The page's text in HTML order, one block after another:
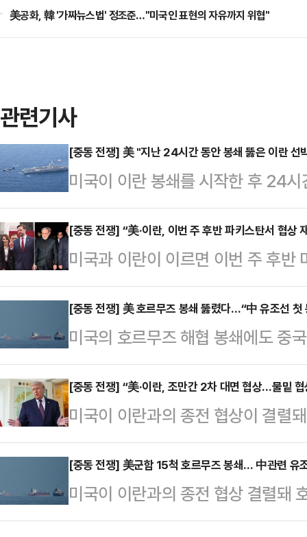
美공화, 韓 '가짜뉴스법' 정조준…"미국인 표현의 자유까지 위협"
관련기사
[중동 전쟁] 美 "지난 24시간 동안 봉쇄 뚫은 이란 선
미국이 이란 봉쇄를 시작한 후 24
없었다고 밝혔다.AP통신에 따르면
디어(SNS) 엑스(옛 트위터)를 통
력과 수십 대의 항공기가 이란을
간 동안 미국의 봉쇄를 뚫은 선박은
며 오만만의 이란 항구로 재진입했
만과 오만만의 모든 이란 항구와 연
에 공평…
[중동 전쟁] “美·이란, 이번 주 후반 파키스탄서 협상
미국과 이란이 이르면 이번 주 후반
알려졌다. 다만 우라늄 농축 등 핵
차 협상에서도 난항이 불가피할 전
르면 미국과 이란 협상단은 추가 협
갈 예정이다. 블룸버그통신도 “양
어갔다”고 전했다. 이란 측 관계자
나, 대표단은 일단 17∼19일 사이
미국 측 …
[중동 전쟁] 美 호르무즈 봉쇄 뚫렸다…“中 유조선 첫
미국의 호르무즈 해협 봉쇄에도 중
알려졌다. 미국의 해상 봉쇄가 시작
후 회항했는데, 이중 한 척이 다시
다.로이터통신에 따르면 중국으로
스타리’호는 14일(현지시간) 미국
어났다. 이는 미국의 봉쇄가 시작된
을 빠져나간 첫 선박이 될 것으로
제재 대상 유조선…
[중동 전쟁] “美·이란, 조만간 2차 대면 협상…물밑 협
미국이 이란과의 종전 협상이 결렬
측에서 물밑에서 합의를 시도하고
21일(미 동부시간 오후 8시)로 끝
이라는 관측이 나온다.13일(현지
국자들은 2주 휴전 기간이 만료되
[중동 전쟁] 美군함 15척 호르무즈 봉쇄… 中관련 유
미국이 이란과의 종전 협상 결렬돼
련 유조선 두 척이 해협을 빠져나가